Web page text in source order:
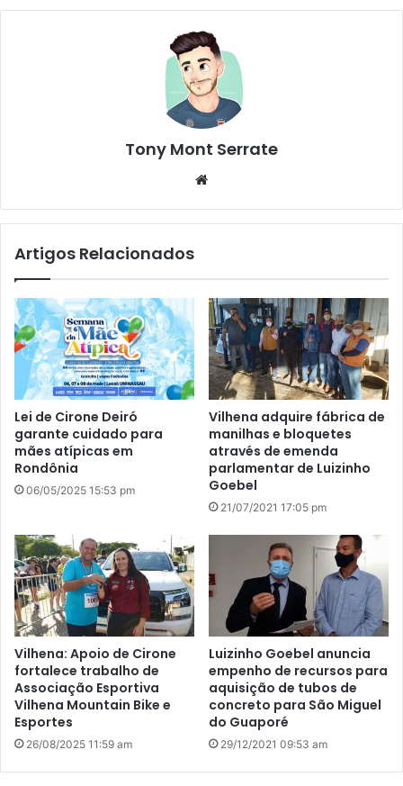
Tony Mont Serrate
te
Artigos Relacionados
Lei de Cirone Deiró
garante cuidado para
mães atípicas em
Rondônia
06/05/2025 15:53 pm
Vilhena adquire fábrica de
manilhas e bloquetes
através de emenda
parlamentar de Luizinho
Goebel
21/07/2021 17:05 pm
Vilhena: Apoio de Cirone
fortalece trabalho de
Associação Esportiva
Vilhena Mountain Bike e
Esportes
26/08/2025 11:59 am
Luizinho Goebel anuncia
empenho de recursos para
aquisição de tubos de
concreto para São Miguel
do Guaporé
29/12/2021 09:53 am